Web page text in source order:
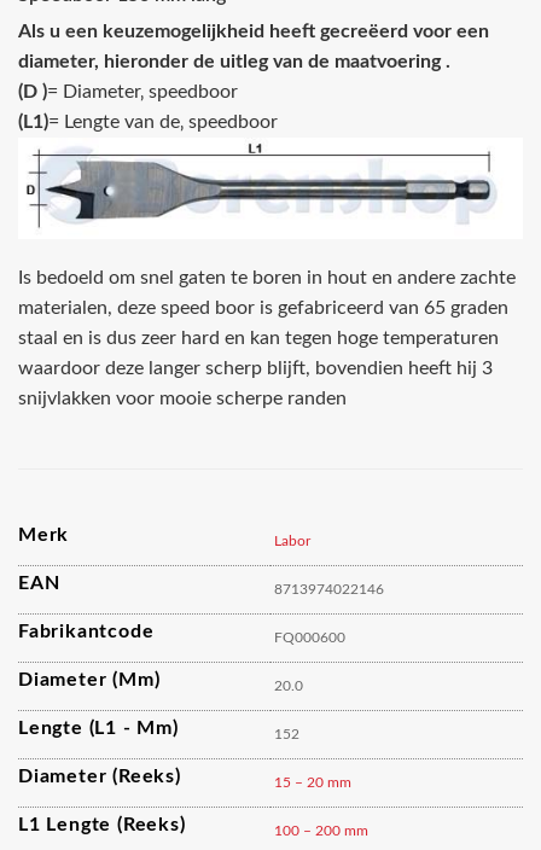
Als u een keuzemogelijkheid heeft gecreëerd voor een
diameter, hieronder de uitleg van de maatvoering .
(D )= Diameter‚ speedboor
(L1)= Lengte van de‚ speedboor
Is bedoeld om snel gaten te boren in hout en andere zachte
materialen, deze speed boor is gefabriceerd van 65 graden
staal en is dus zeer hard en kan tegen hoge temperaturen
waardoor deze langer scherp blijft, bovendien heeft hij 3
snijvlakken voor mooie scherpe randen
Merk Labor
EAN 8713974022146
Fabrikantcode FQ000600
Diameter (mm) 20.0
Lengte (L1 - Mm) 152
Diameter (reeks) 15 – 20 mm
L1 Lengte (reeks) 100 – 200 mm